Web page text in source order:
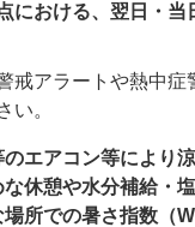
における、翌日・
戒アラートや熱中
い。
のエアコン等により
な休憩や水分補給・
場所での暑さ指数（